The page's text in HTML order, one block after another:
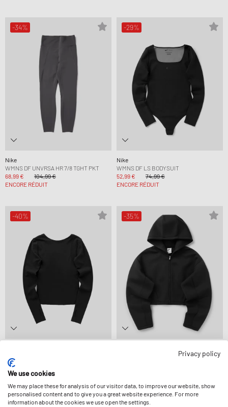
-34%
Nike
WMNS DF UNVRSA HR 7/8 TGHT PKT
68,99 €
104,99 €
ENCORE RÉDUIT
-29%
Nike
WMNS DF LS BODYSUIT
52,99 €
74,99 €
ENCORE RÉDUIT
-40%
41,99 €
ENCORE RÉDUIT
-35%
WMNS PREGAME FLC FZ
-25% -40%
Privacy policy
We use cookies
We may place these for analysis of our visitor data, to improve our website, show
personalised content and to give you a great website experience. For more
information about the cookies we use open the settings.